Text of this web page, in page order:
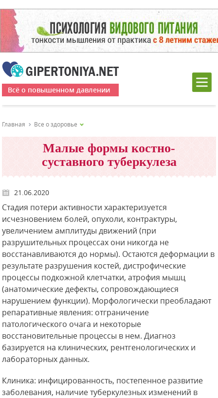
Всё о повышенном давлении
Главная Все о здоровье
Малые формы костно-
суставного туберкулеза
21.06.2020
Стадия потери активности характеризуется
исчезновением болей, опухоли, контрактуры,
увеличением амплитуды движений (при
разрушительных процессах они никогда не
восстанавливаются до нормы). Остаются деформации в
результате разрушения костей, дистрофические
процессы подкожной клетчатки, атрофия мышц
(анатомические дефекты, сопровождающиеся
нарушением функции). Морфологически преобладают
репаративные явления: отграничение
патологического очага и некоторые
восстановительные процессы в нем. Диагноз
базируется на клинических, рентгенологических и
лабораторных данных.
Клиника: инфицированность, постепенное развитие
заболевания, наличие туберкулезных изменений в